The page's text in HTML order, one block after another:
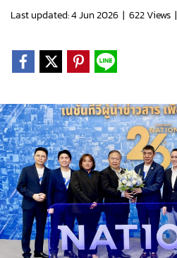
Last updated: 4 Jun 2026 | 622 Views |